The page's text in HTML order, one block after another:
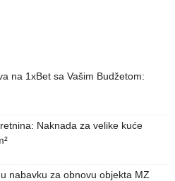
na 1xBet sa Vašim Budžetom:
Naknada za velike kuće
nabavku za obnovu objekta MZ